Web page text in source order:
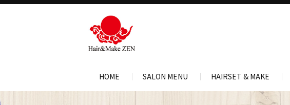
HOME SALON MENU HAIRSET & MAKE